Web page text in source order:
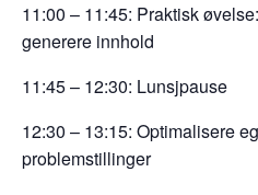
11:00 – 11:45: Praktisk
generere innhold
11:45 – 12:30: Lunsjpause
12:30 – 13:15: Optimalisere
problemstillinger